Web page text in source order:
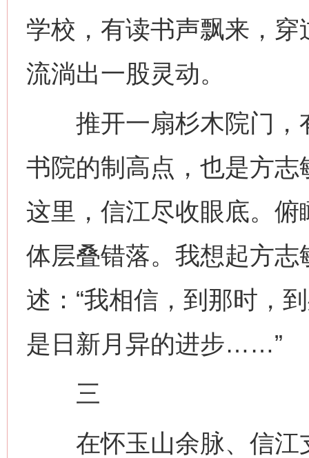
学校，有读书声飘来，
流淌出一股灵动。
推开一扇杉木院门，
书院的制高点，也是方
这里，信江尽收眼底。
体层叠错落。我想起方
述：“我相信，到那时，
是日新月异的进步……”
三
在怀玉山余脉、信江